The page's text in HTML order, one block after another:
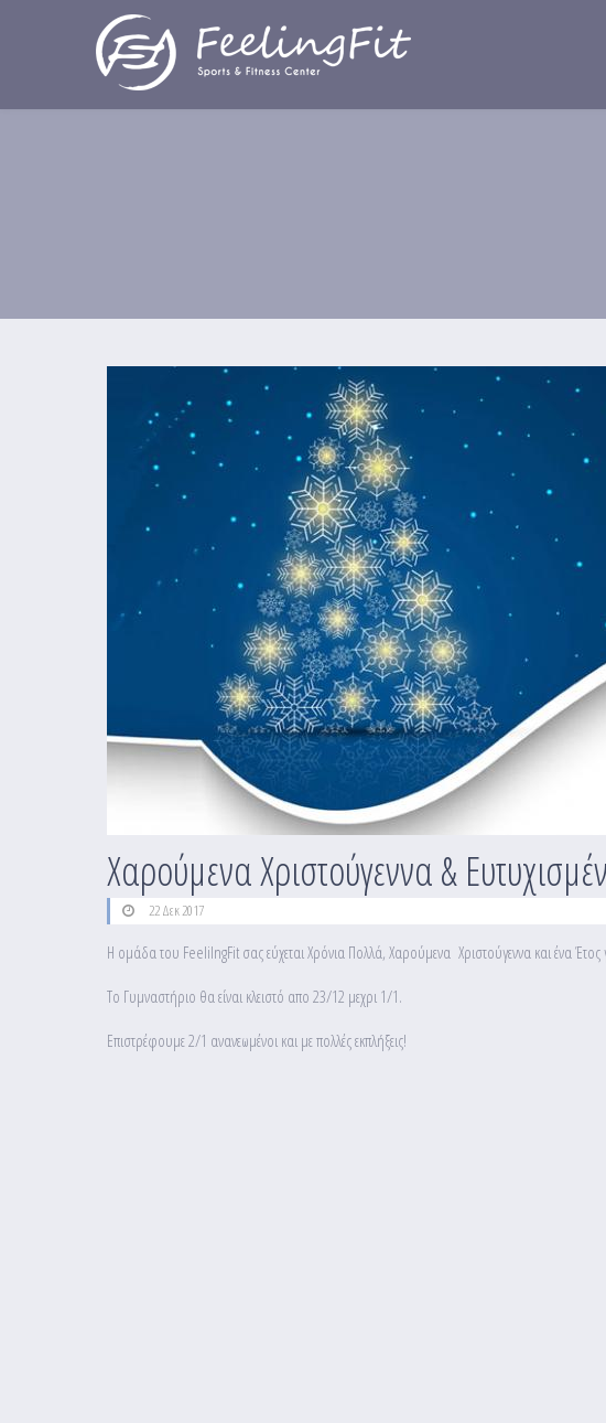
Παράκαμψη προς το κυρίως περιεχόμενο
Χαρούμενα Χριστούγεννα & Ευτυχισμένο το
Χαρούμενα Χριστούγεννα &
22 Δεκ 2017
Η ομάδα του FeelilngFit σας εύχεται Χρόνια Πολλά, Χαρούμενα Χριστούγεννα και ένα Έτος
Το Γυμναστήριο θα είναι κλειστό απο 23/12 μεχρι 1/1.
Επιστρέφουμε 2/1 ανανεωμένοι και με πολλές εκπλήξεις!